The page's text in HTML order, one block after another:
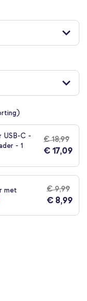
USB-C -
- 1
€ 18,99
€ 17,09
met
€ 9,99
€ 8,99